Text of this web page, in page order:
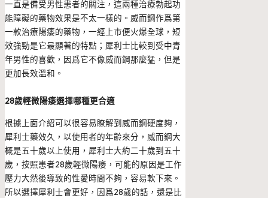
一直是備受男性患者的關注，這兩種治療勃起功
能障礙的藥物效果是不太一樣的。威而鋼作爲第
一款治療陽痿的藥物，一經上市便火爆全球，短
效強勁是它最顯著的特點；犀利士比較到受中青
年男性的喜歡，因爲它不像威而鋼那麼猛，但是
更加長效溫和。
28歲輕微陽痿選擇哪種更合適
根據上面介紹可以很容易瞭解到威而鋼硬度夠，
犀利士藥效久，以使用者的年齡來分，威而鋼大
概是五十歲以上使用，犀利士大約二十歲到五十
歲，按照患者28歲輕微陽痿，可能的原因是工作
壓力大然後導致的性愛時間不夠，容易軟下來。
所以選擇犀利士會更好，因爲28歲的話，還是比